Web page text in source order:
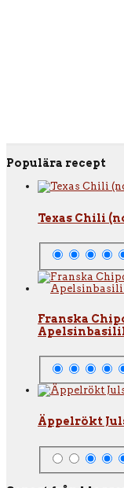
Populära recept
Texas Chili
Franska
Äppelrökt